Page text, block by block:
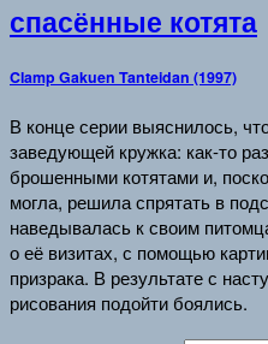
спасённые котята
Clamp Gakuen Tanteidan (1997)
В конце серии выяснилось,
заведующей кружка: как-то
брошенными котятами и,
могла, решила спрятать в
наведывалась к своим
о её визитах, с помощью
призрака. В результате с
рисования подойти боялись.